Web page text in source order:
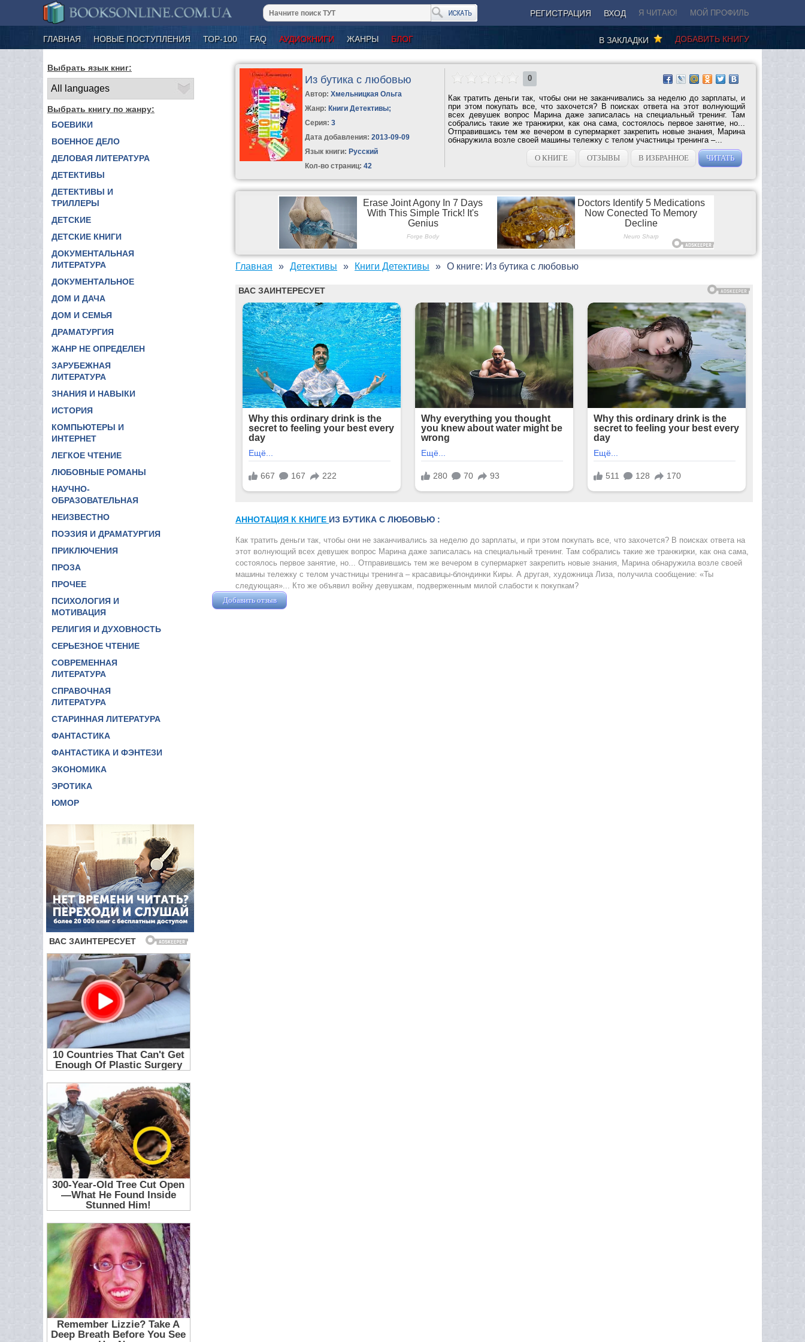
РЕГИСТРАЦИЯ ВХОД Я ЧИТАЮ! МОЙ ПРОФИЛЬ
ГЛАВНАЯ НОВЫЕ ПОСТУПЛЕНИЯ ТОР-100 FAQ АУДИОКНИГИ ЖАНРЫ БЛОГ ДОБАВИТЬ КНИГУ
В ЗАКЛАДКИ
Выбрать язык книг:
Выбрать книгу по жанру:
БОЕВИКИ
ВОЕННОЕ ДЕЛО
ДЕЛОВАЯ ЛИТЕРАТУРА
ДЕТЕКТИВЫ
ДЕТЕКТИВЫ И
ТРИЛЛЕРЫ
ДЕТСКИЕ
ДЕТСКИЕ КНИГИ
ДОКУМЕНТАЛЬНАЯ
ЛИТЕРАТУРА
ДОКУМЕНТАЛЬНОЕ
ДОМ И ДАЧА
ДОМ И СЕМЬЯ
ДРАМАТУРГИЯ
ЖАНР НЕ ОПРЕДЕЛЕН
ЗАРУБЕЖНАЯ
ЛИТЕРАТУРА
ЗНАНИЯ И НАВЫКИ
ИСТОРИЯ
КОМПЬЮТЕРЫ И
ИНТЕРНЕТ
ЛЕГКОЕ ЧТЕНИЕ
ЛЮБОВНЫЕ РОМАНЫ
НАУЧНО-
ОБРАЗОВАТЕЛЬНАЯ
НЕИЗВЕСТНО
ПОЭЗИЯ И ДРАМАТУРГИЯ
ПРИКЛЮЧЕНИЯ
ПРОЗА
ПРОЧЕЕ
ПСИХОЛОГИЯ И
МОТИВАЦИЯ
РЕЛИГИЯ И ДУХОВНОСТЬ
СЕРЬЕЗНОЕ ЧТЕНИЕ
СОВРЕМЕННАЯ
ЛИТЕРАТУРА
СПРАВОЧНАЯ
ЛИТЕРАТУРА
СТАРИННАЯ ЛИТЕРАТУРА
ФАНТАСТИКА
ФАНТАСТИКА И ФЭНТЕЗИ
ЭКОНОМИКА
ЭРОТИКА
ЮМОР
Из бутика с любовью
Автор:Хмельницкая Ольга
Жанр: Книги Детективы;
Серия:3
Дата добавления: 2013-09-09
Язык книги: Русский
Кол-во страниц: 42
0
Как тратить деньги так, чтобы они не заканчивались за неделю до зарплаты, и
при этом покупать все, что захочется? В поисках ответа на этот волнующий
всех девушек вопрос Марина даже записалась на специальный тренинг. Там
собрались такие же транжирки, как она сама, состоялось первое занятие, но...
Отправившись тем же вечером в супермаркет закрепить новые знания, Марина
обнаружила возле своей машины тележку с телом участницы тренинга –...
О КНИГЕ
ОТЗЫВЫ В ИЗБРАННОЕ ЧИТАТЬ
Главная Детективы Книги Детективы О книге: Из бутика с любовью
АННОТАЦИЯ К КНИГЕ ИЗ БУТИКА С ЛЮБОВЬЮ :
Как тратить деньги так, чтобы они не заканчивались за неделю до зарплаты, и при этом покупать все, что захочется? В поисках ответа на
этот волнующий всех девушек вопрос Марина даже записалась на специальный тренинг. Там собрались такие же транжирки, как она сама,
состоялось первое занятие, но... Отправившись тем же вечером в супермаркет закрепить новые знания, Марина обнаружила возле своей
машины тележку с телом участницы тренинга – красавицы-блондинки Киры. А другая, художница Лиза, получила сообщение: «Ты
следующая»... Кто же объявил войну девушкам, подверженным милой слабости к покупкам?
Добавить отзыв